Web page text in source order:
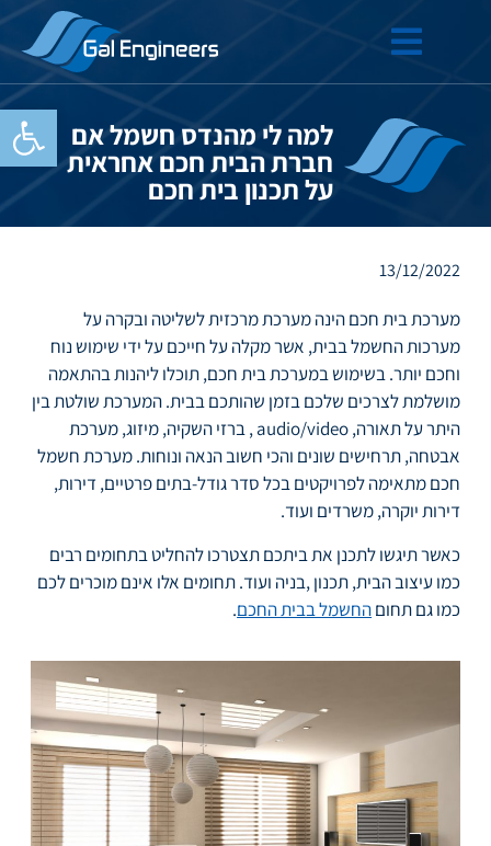
פתח למה לי מהנדס חשמל אם
חברת הבית חכם אחראית
על תכנון בית חכם
13/12/2022
מערכת בית חכם הינה מערכת מרכזית לשליטה ובקרה על
מערכות החשמל בבית, אשר מקלה על חייכם על ידי שימוש נוח
וחכם יותר. בשימוש במערכת בית חכם, תוכלו ליהנות בהתאמה
מושלמת לצרכים שלכם בזמן שהותכם בבית. המערכת שולטת בין
היתר על תאורה, audio/video , ברזי השקיה, מיזוג, מערכת
אבטחה, תרחישים שונים והכי חשוב הנאה ונוחות. מערכת חשמל
חכם מתאימה לפרויקטים בכל סדר גודל-בתים פרטיים, דירות,
דירות יוקרה, משרדים ועוד.
כאשר תיגשו לתכנן את ביתכם תצטרכו להחליט בתחומים רבים
כמו עיצוב הבית, תכנון ,בניה ועוד. תחומים אלו אינם מוכרים לכם
כמו גם תחוםהחשמל בבית החכם.